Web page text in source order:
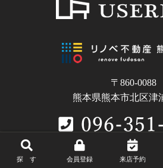
探 す 会員登録 来店予約
〒860-0088
熊本県熊本市北区津